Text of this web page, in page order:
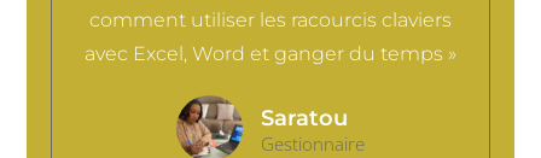
comment utiliser les racourcis claviers
avec Excel, Word et ganger du temps »
Saratou
Gestionnaire